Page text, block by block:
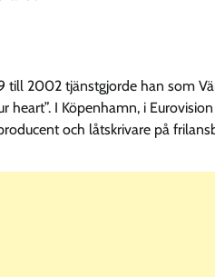
till 2002 tjänstgjorde han som
I Köpenhamn, i
och låtskrivare på